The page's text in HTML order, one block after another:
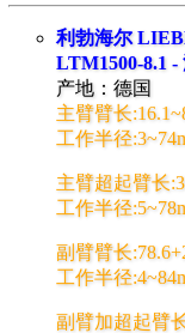
利勃海尔
LTM1500-8.1 -
产地：德国
主臂臂长
工作半径
主臂超起臂长
工作半径
副臂臂长
工作半径
副臂加超起臂